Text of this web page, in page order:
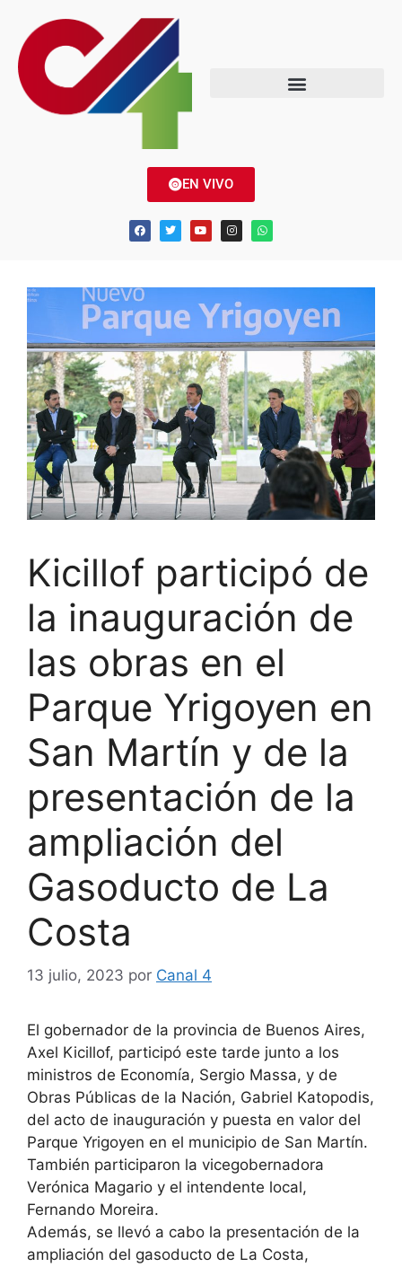
EN VIVO
Kicillof participó de
la inauguración de
las obras en el
Parque Yrigoyen en
San Martín y de la
presentación de la
ampliación del
Gasoducto de La
Costa
13 julio, 2023 por Canal 4
El gobernador de la provincia de Buenos Aires,
Axel Kicillof, participó este tarde junto a los
ministros de Economía, Sergio Massa, y de
Obras Públicas de la Nación, Gabriel Katopodis,
del acto de inauguración y puesta en valor del
Parque Yrigoyen en el municipio de San Martín.
También participaron la vicegobernadora
Verónica Magario y el intendente local,
Fernando Moreira.
Además, se llevó a cabo la presentación de la
ampliación del gasoducto de La Costa,